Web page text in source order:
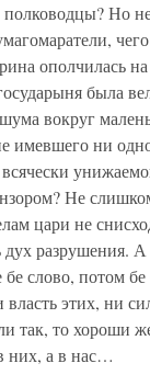
Но
ополчилась
была
вокруг
имевшего ни
всячески
Не
цари не
дух разрушения.
бе слово, потом
власть этих, ни
так, то хороши
них, а в нас…